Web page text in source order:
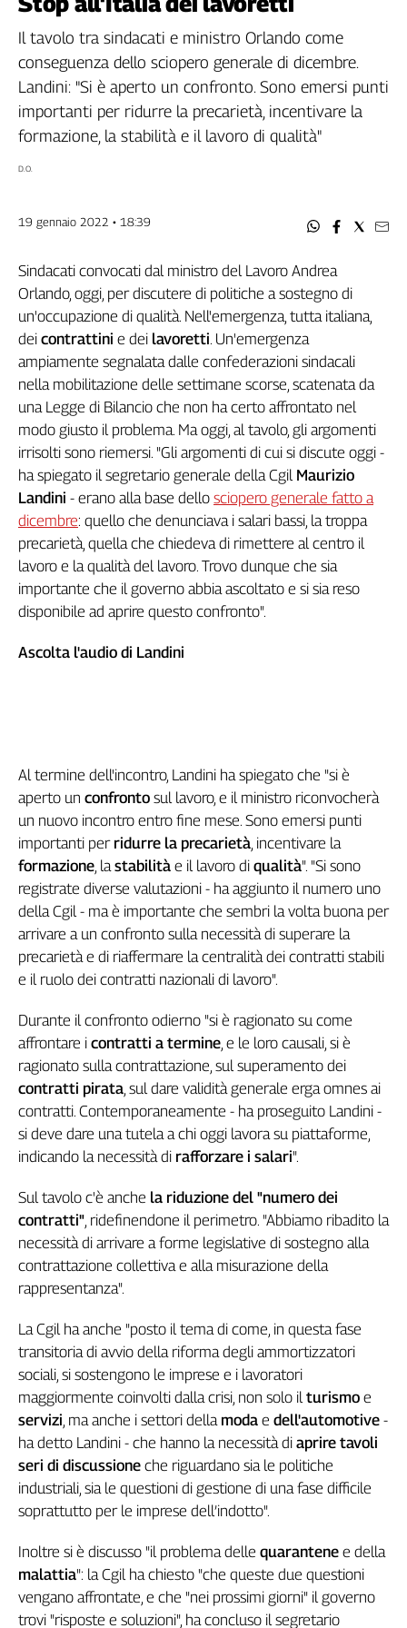
Filcams
Filctem
Fillea
Filt
Fiom
Fisac
Flc
Nidil
Spi
Inca
Caaf
Speciali
G8
di
Genova,
il
della
ragione
120
anni
Cgil
Collettiva
Academy
Collettiva
Play
settimana
Collettiva
Girasoli
Il
Sassolino
Linea
Economica
Tech
Easy
Idea
Diffusa
InFlai
Le
trasmissioni
tv
in
Progress
L'Italia
nel
Abruzzo-
Molise
Alto
Adige
Basilicata
Calabria
Campania
Emilia-
Romagna
Friuli
Venezia
Giulia
Il tavolo tra sindacati e ministro Orlando come
conseguenza dello sciopero generale di dicembre.
Landini: "Si è aperto un confronto. Sono emersi punti
importanti per ridurre la precarietà, incentivare la
formazione, la stabilità e il lavoro di qualità"
D.O.
19 gennaio 2022 • 18:39
Sindacati convocati dal ministro del Lavoro Andrea
Orlando, oggi, per discutere di politiche a sostegno di
un'occupazione di qualità. Nell'emergenza, tutta italiana,
dei contrattini e dei lavoretti. Un'emergenza
ampiamente segnalata dalle confederazioni sindacali
nella mobilitazione delle settimane scorse, scatenata da
una Legge di Bilancio che non ha certo affrontato nel
modo giusto il problema. Ma oggi, al tavolo, gli argomenti
irrisolti sono riemersi. "Gli argomenti di cui si discute oggi -
ha spiegato il segretario generale della Cgil Maurizio
Landini - erano alla base dello sciopero generale fatto a
dicembre: quello che denunciava i salari bassi, la troppa
precarietà, quella che chiedeva di rimettere al centro il
lavoro e la qualità del lavoro. Trovo dunque che sia
importante che il governo abbia ascoltato e si sia reso
disponibile ad aprire questo confronto".
Ascolta l'audio di Landini
Al termine dell'incontro, Landini ha spiegato che "si è
aperto un confronto sul lavoro, e il ministro riconvocherà
un nuovo incontro entro fine mese. Sono emersi punti
importanti perridurre la precarietà, incentivare la
formazione, lastabilità e il lavoro di qualità". "Si sono
registrate diverse valutazioni - ha aggiunto il numero uno
della Cgil - ma è importante che sembri la volta buona per
arrivare a un confronto sulla necessità di superare la
precarietà e di riaffermare la centralità dei contratti stabili
e il ruolo dei contratti nazionali di lavoro".
Durante il confronto odierno "si è ragionato su come
affrontare i contratti a termine, e le loro causali, si è
ragionato sulla contrattazione, sul superamento dei
contratti pirata, sul dare validità generale erga omnes ai
contratti. Contemporaneamente - ha proseguito Landini -
si deve dare una tutela a chi oggi lavora su piattaforme,
indicando la necessità di rafforzare i salari".
Sul tavolo c'è anche la riduzione del "numero dei
contratti", ridefinendone il perimetro. "Abbiamo ribadito la
necessità di arrivare a forme legislative di sostegno alla
contrattazione collettiva e alla misurazione della
rappresentanza".
La Cgil ha anche "posto il tema di come, in questa fase
transitoria di avvio della riforma degli ammortizzatori
sociali, si sostengono le imprese e i lavoratori
maggiormente coinvolti dalla crisi, non solo ilturismo e
servizi, ma anche i settori della moda e dell'automotive -
ha detto Landini - che hanno la necessità di aprire tavoli
seri di discussione che riguardano sia le politiche
industriali, sia le questioni di gestione di una fase difficile
soprattutto per le imprese dell’indotto".
Inoltre si è discusso "il problema delle quarantene e della
malattia": la Cgil ha chiesto "che queste due questioni
vengano affrontate, e che "nei prossimi giorni" il governo
trovi "risposte e soluzioni", ha concluso il segretario